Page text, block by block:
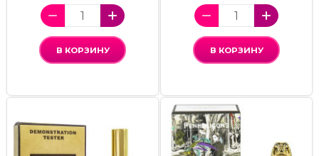
В КОРЗИНУ В КОРЗИНУ